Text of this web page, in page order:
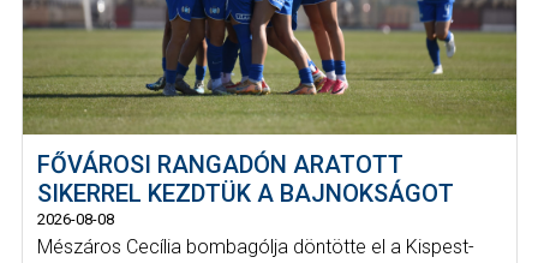
FŐVÁROSI RANGADÓN ARATOTT
SIKERREL KEZDTÜK A BAJNOKSÁGOT
2026-08-08
Mészáros Cecília bombagólja döntötte el a Kispest-